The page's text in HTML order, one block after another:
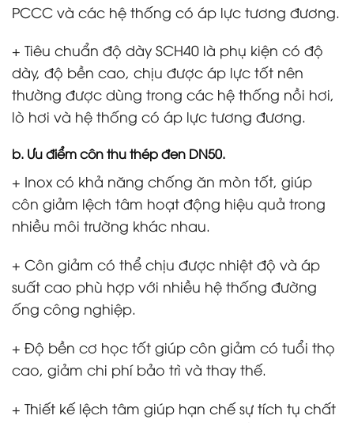
PCCC và các hệ thống có áp lực tương đương.
+ Tiêu chuẩn độ dày SCH40 là phụ kiện có độ
dày, độ bền cao, chịu được áp lực tốt nên
thường được dùng trong các hệ thống nồi hơi,
lò hơi và hệ thống có áp lực tương đương.
b. Ưu điểmcôn thu thép đen DN50.
+ Inox có khả năng chống ăn mòn tốt, giúp
côn giảm lệch tâm hoạt động hiệu quả trong
nhiều môi trường khác nhau.
+ Côn giảm có thể chịu được nhiệt độ và áp
suất cao phù hợp với nhiều hệ thống đường
ống công nghiệp.
+ Độ bền cơ học tốt giúp côn giảm có tuổi thọ
cao, giảm chi phí bảo trì và thay thế.
+ Thiết kế lệch tâm giúp hạn chế sự tích tụ chất